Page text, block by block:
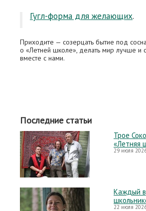
Гугл-форма для желающих.
Приходите — созерцать бытие под
о «Летней школе», делать мир лучше и
вместе с нами.
Последние статьи
Трое
«Летняя
29 июля
Каждый
22 июля